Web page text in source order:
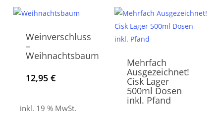
Weinverschluss
–
Weihnachtsbaum
12,95 €
inkl. 19 % MwSt.
Mehrfach
Ausgezeichnet!
Cisk Lager
500ml Dosen
inkl. Pfand